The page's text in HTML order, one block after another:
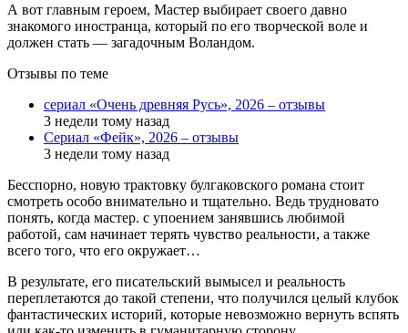
А вот главным героем, Мастер выбирает своего давно
знакомого иностранца, который по его творческой воле и
должен стать — загадочным Воландом.
Отзывы по теме
сериал «Очень древняя Русь», 2026 – отзывы
3 недели тому назад
Сериал «Фейк», 2026 – отзывы
3 недели тому назад
Бесспорно, новую трактовку булгаковского романа стоит
смотреть особо внимательно и тщательно. Ведь трудновато
понять, когда мастер. с упоением занявшись любимой
работой, сам начинает терять чувство реальности, а также
всего того, что его окружает…
В результате, его писательский вымысел и реальность
переплетаются до такой степени, что получился целый клубок
фантастических историй, которые невозможно вернуть вспять